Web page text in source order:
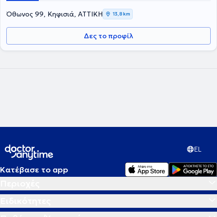
μέλος της IAMA (International Alternative Medicine Association). Η
βιοενεργειακή είναι μια επιστημονικά βεβαιωμένη και
πιστοποιημένη μέθοδος, η οποία είναι πλέον αναγνωρισμένη και
από το Ελληνικό Υπουργείο Υγείας ως εναλλακτική ιατρική
μέθοδος.
Όθωνος 99, Κηφισιά, ΑΤΤΙΚΗ 13,8 km
Δες το προφίλ
EL
Κατέβασε το app